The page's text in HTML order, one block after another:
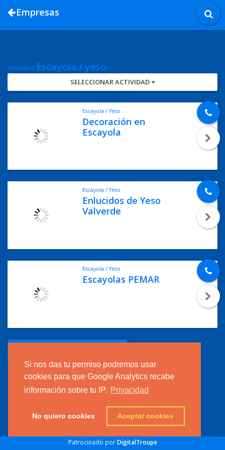
Si nos das tu permiso podremos usar
cookies para que Google Analytics recabe
información sobre tu IP. Privacidad
No quiero cookies Aceptar cookies
Empresas
Actividad: Escayola / yeso
SELECCIONAR ACTIVIDAD
Escayola / Yeso
Decoración en
Escayola
Escayola / Yeso
Enlucidos de Yeso
Valverde
Escayola / Yeso
Escayolas PEMAR
Patrocinado porDigitalTroupe